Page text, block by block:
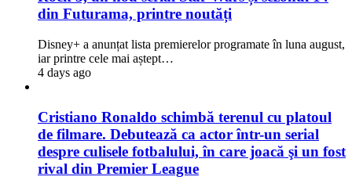
din Futurama, printre noutăți
Disney+ a anunțat lista premierelor programate în luna august,
iar printre cele mai aștept…
4 days ago
Cristiano Ronaldo schimbă terenul cu platoul
de filmare. Debutează ca actor într-un serial
despre culisele fotbalului, în care joacă şi un fost
rival din Premier League